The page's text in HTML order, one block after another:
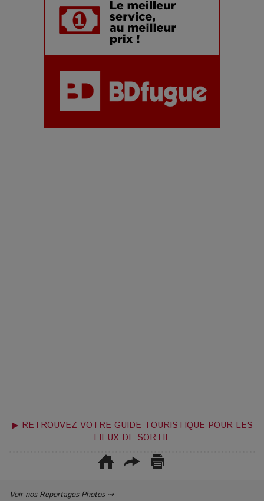
▶ RETROUVEZ VOTRE GUIDE TOURISTIQUE POUR LES
LIEUX DE SORTIE
Voir nos Reportages Photos ⇢